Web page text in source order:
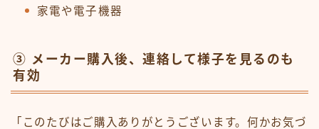
家電や電子機器
③ メーカー購入後、連絡して様子を見るのも
有効
「このたびはご購入ありがとうございます。何かお気づ